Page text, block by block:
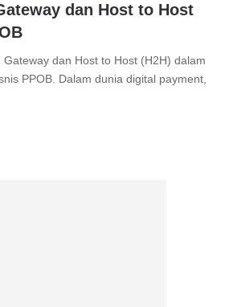
dan Host to Host
dan Host to Host (H2H) dalam
PPOB. Dalam dunia digital payment,